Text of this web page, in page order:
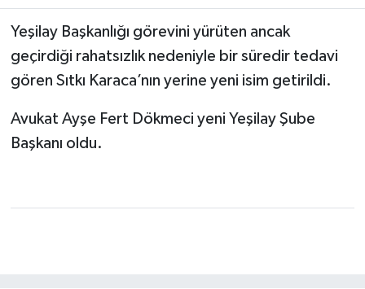
Yeşilay Başkanlığı görevini yürüten ancak
geçirdiği rahatsızlık nedeniyle bir süredir tedavi
gören Sıtkı Karaca’nın yerine yeni isim getirildi.
Avukat Ayşe Fert Dökmeci yeni Yeşilay Şube
Başkanı oldu.